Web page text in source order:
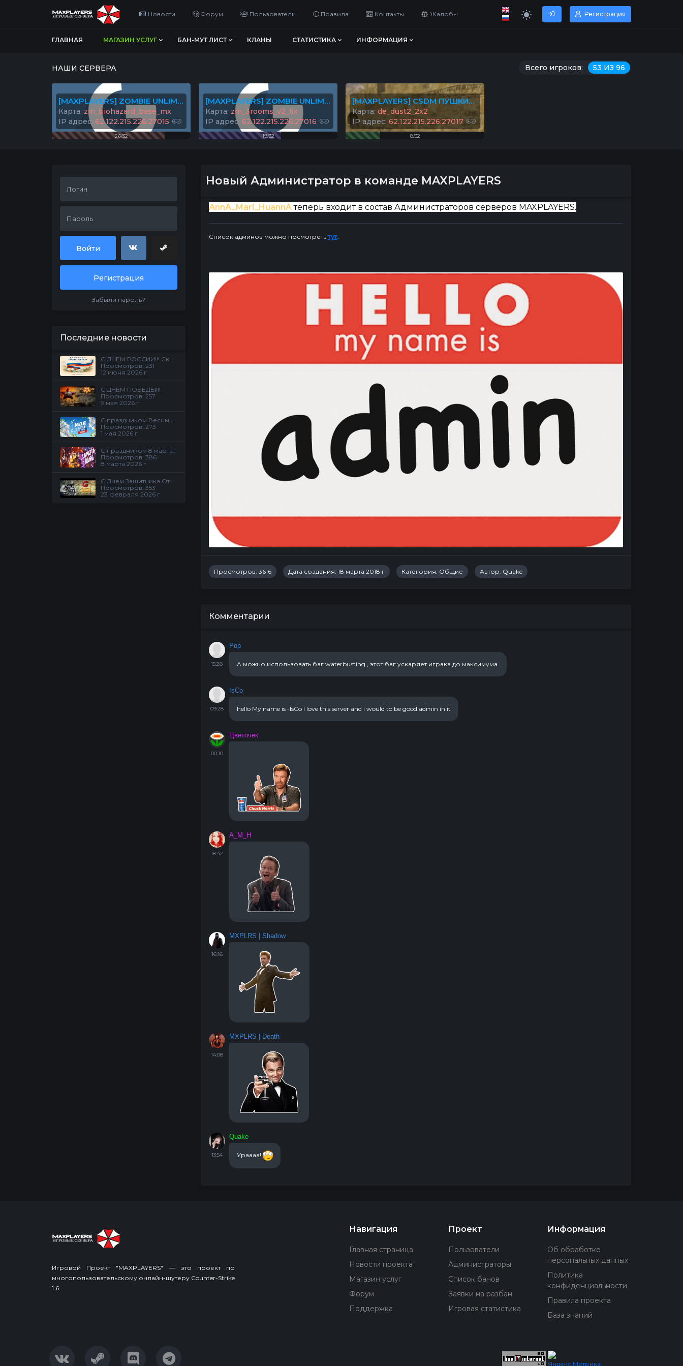
Новости Форум Пользователи Правила Контакты Жалобы Регистрация
ГЛАВНАЯ МАГАЗИН УСЛУГ БАН-МУТ ЛИСТ КЛАНЫ СТАТИСТИКА ИНФОРМАЦИЯ
Всего игроков: 53 ИЗ 96
НАШИ СЕРВЕРА
[MAXPLAYERS] ZOMBIE UNLIMITED© #1
Карта: zm_biohazard_base_mx
IP адрес: 62.122.215.226:27015
26/32
[MAXPLAYERS] ZOMBIE UNLIMITED© #2
Карта: zm_3rooms_v2_fix
IP адрес: 62.122.215.226:27016
19/32
[MAXPLAYERS] CSDM ПУШКИ+ЛАЗЕРЫ© #1
Карта: de_dust2_2x2
IP адрес: 62.122.215.226:27017
8/32
Новый Администратор в команде MAXPLAYERS
AnnA_MarI_HuannA теперь входит в состав Администраторов серверов MAXPLAYERS.
Список админов можно посмотретьтут.
Просмотров: 3616 Дата создания: 18 марта 2018 г Категория: Общие Автор: Quake
Комментарии
15:28
Pop
А можно использовать баг waterbusting , этот баг ускаряет играка до максимума
09:28
IsCo
hello My name is -IsCo I love this server and i would to be good admin in it
00:10
Цветочек
18:42
A_M_H
16:16
MXPLRS | Shadow
14:08
MXPLRS | Death
13:54
Quake
Ураааа!
Войти
Регистрация
Забыли пароль?
Последние новости
С ДНЕМ РОССИИ!!! Скидки на все услуги 20%!
Просмотров: 231
12 июня 2026 г
С ДНЕМ ПОБЕДЫ!!!
Просмотров: 257
9 мая 2026 г
С праздником Весны и Труда !!!
Просмотров: 273
1 мая 2026 г
С праздником 8 марта!!!
Просмотров: 386
8 марта 2026 г
С Днем Защитника Отечества!!! Скидки на проекте
Просмотров: 353
23 февраля 2026 г
Игровой Проект "MAXPLAYERS" — это проект по
многопользовательскому онлайн-шутеру Counter-Strike
1.6
Навигация
Главная страница
Новости проекта
Магазин услуг
Форум
Поддержка
Проект
Пользователи
Администраторы
Список банов
Заявки на разбан
Игровая статистика
Информация
Об обработке
персональных данных
Политика
конфиденциальности
Правила проекта
База знаний